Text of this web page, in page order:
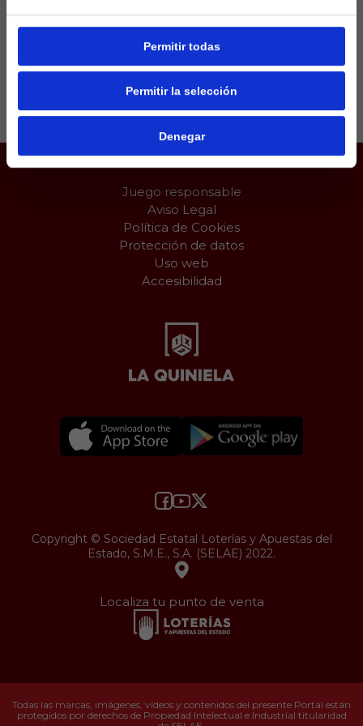
Permitir todas
Permitir la selección
Denegar
Juego responsable
Aviso Legal
Política de Cookies
Protección de datos
Uso web
Accesibilidad
Copyright © Sociedad Estatal Loterías y Apuestas del
Estado, S.M.E., S.A. (SELAE) 2022.
Localiza tu punto de venta
Todas las marcas, imágenes, vídeos y contenidos del presente Portal están
protegidos por derechos de Propiedad Intelectual e Industrial titularidad